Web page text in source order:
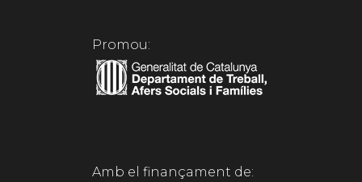
Promou:
Amb el finançament de: